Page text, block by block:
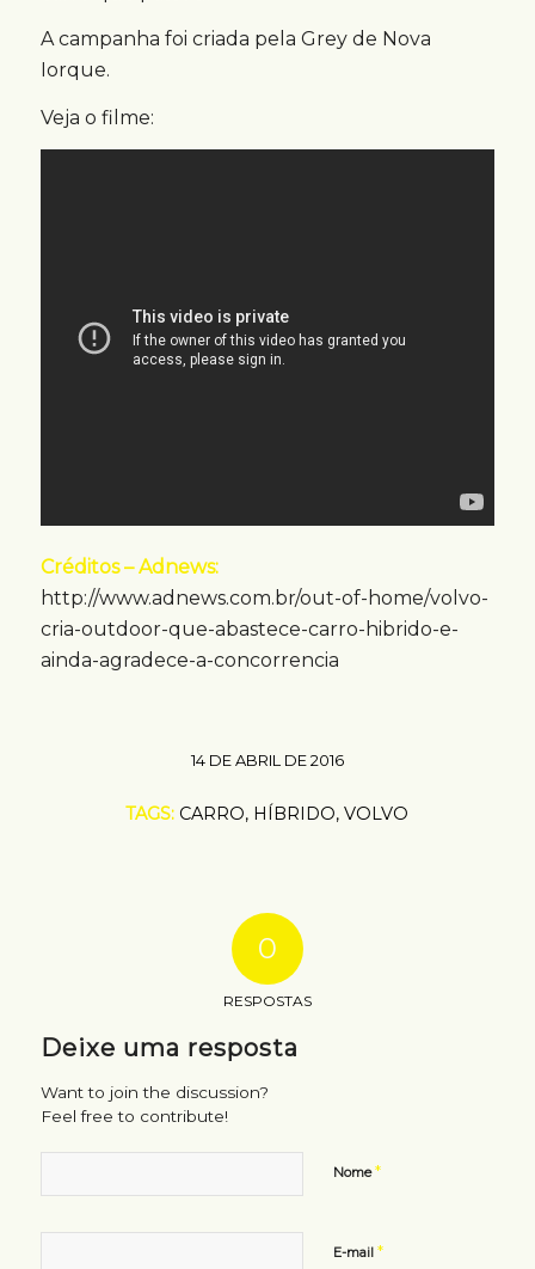
A campanha foi criada pela Grey de Nova
Iorque.
Veja o filme:
Créditos – Adnews:
http://www.adnews.com.br/out-of-home/volvo-
cria-outdoor-que-abastece-carro-hibrido-e-
ainda-agradece-a-concorrencia
14 DE ABRIL DE 2016
TAGS: CARRO, HÍBRIDO,VOLVO
0
RESPOSTAS
Deixe uma resposta
Want to join the discussion?
Feel free to contribute!
Nome*
E-mail *